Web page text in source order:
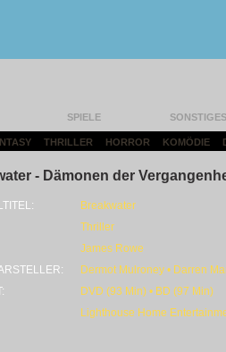
SPIELE SONSTIGES
THRILLER HORROR KOMÖDIE
- Dämonen der
Breakwater
Thriller
James Rowe
Dermot Mulroney • Darren
DVD (93 Min) • BD (97 Min)
Lighthouse Home